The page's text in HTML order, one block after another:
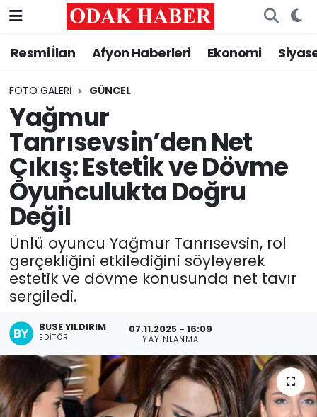
Resmi İlan Afyon Haberleri Ekonomi
FOTO GALERI GÜNCEL
Yağmur
Tanrısevsin’den Net
Çıkış: Estetik ve Dövme
Oyunculukta Doğru
Değil
Ünlü oyuncu Yağmur Tanrısevsin, rol
gerçekliğini etkilediğini söyleyerek
estetik ve dövme konusunda net tavır
sergiledi.
BUSE YILDIRIM
EDITÖR
07.11.2025 - 16:09
YAYINLANMA
AFYONKARAHİSAR HABERLERİ
Resmi İlan
ASAYİŞ
GÜNCEL
SİYASET
EĞİTİM
MAGAZİN
SAĞLIK
SPOR
11:11 MANŞET
Nöbetçi Eczaneler
Hava Durumu
Trafik Durumu
Süper Lig Puan Durumu ve Fikstür
Tüm Manşetler
Son Dakika Haberleri
Haber Arşivi